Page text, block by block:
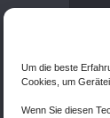
Um die beste
Cookies, um
Wenn Sie diesen